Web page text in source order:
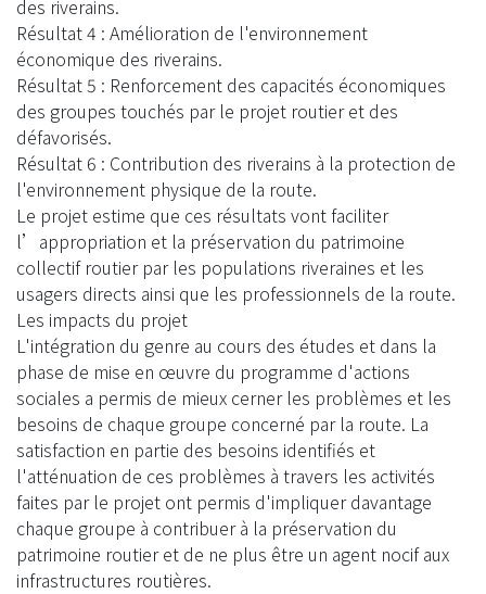
des riverains.
Résultat 4 : Amélioration de l'environnement
économique des riverains.
Résultat 5 : Renforcement des capacités économiques
des groupes touchés par le projet routier et des
défavorisés.
Résultat 6 : Contribution des riverains à la protection de
l'environnement physique de la route.
Le projet estime que ces résultats vont faciliter
l’appropriation et la préservation du patrimoine
collectif routier par les populations riveraines et les
usagers directs ainsi que les professionnels de la route.
Les impacts du projet
L'intégration du genre au cours des études et dans la
phase de mise en œuvre du programme d'actions
sociales a permis de mieux cerner les problèmes et les
besoins de chaque groupe concerné par la route. La
satisfaction en partie des besoins identifiés et
l'atténuation de ces problèmes à travers les activités
faites par le projet ont permis d'impliquer davantage
chaque groupe à contribuer à la préservation du
patrimoine routier et de ne plus être un agent nocif aux
infrastructures routières.